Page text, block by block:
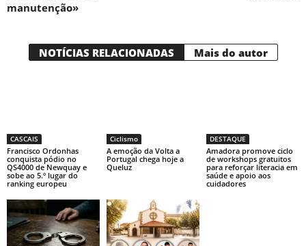
manutenção»
NOTÍCIAS RELACIONADAS Mais do autor
CASCAIS
Francisco Ordonhas
conquista pódio no
QS4000 de Newquay e
sobe ao 5.º lugar do
ranking europeu
Ciclismo
A emoção da Volta a
Portugal chega hoje a
Queluz
DESTAQUE
Amadora promove ciclo
de workshops gratuitos
para reforçar literacia em
saúde e apoio aos
cuidadores